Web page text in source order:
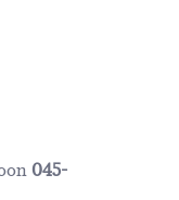
045-